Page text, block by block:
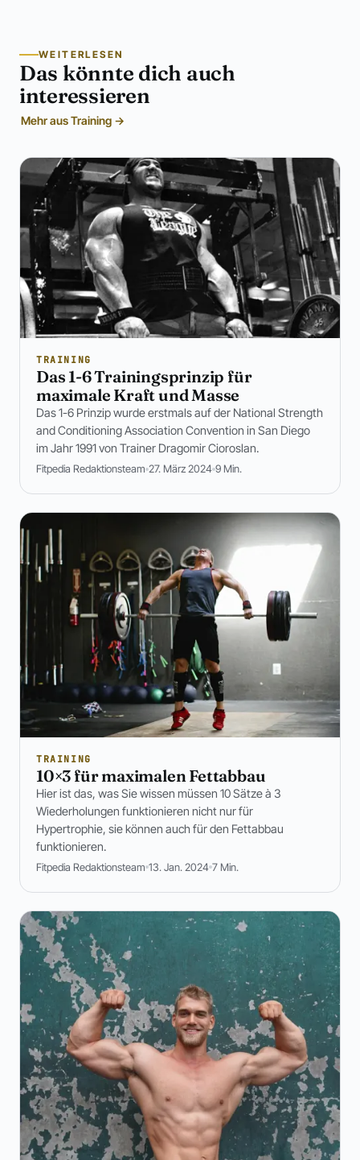
WEITERLESEN
Das könnte dich auch
interessieren
Mehr aus Training →
TRAINING
Das 1-6 Trainingsprinzip für
maximale Kraft und Masse
Das 1-6 Prinzip wurde erstmals auf der National Strength
and Conditioning Association Convention in San Diego
im Jahr 1991 von Trainer Dragomir Cioroslan.
Fitpedia Redaktionsteam 27. März 2024 9 Min.
TRAINING
10×3 für maximalen Fettabbau
Hier ist das, was Sie wissen müssen 10 Sätze à 3
Wiederholungen funktionieren nicht nur für
Hypertrophie, sie können auch für den Fettabbau
funktionieren.
Fitpedia Redaktionsteam 13. Jan. 2024 7 Min.